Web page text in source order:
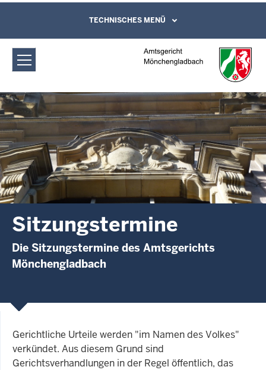
Amtsgericht Mönchengladbach:
Sitzungstermine
Direkt zum Inhalt
Leichte Sprache, Gebärdensprachenvideo
und Kontaktformular
TECHNISCHES MENÜ
Sitzungstermine
Die Sitzungstermine des Amtsgerichts
Mönchengladbach
Gerichtliche Urteile werden "im Namen des Volkes"
verkündet. Aus diesem Grund sind
Gerichtsverhandlungen in der Regel öffentlich, das